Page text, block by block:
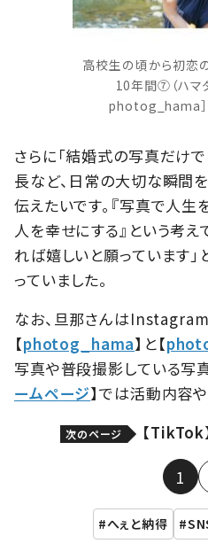
高校生の頃から初恋
10年間⑦（ハマ
photog_hama］
さらに「結婚式の写真だけ
長など、日常の大切な瞬間
伝えたいです。『写真で人生
人を幸せにする』という考
れば嬉しいと願っています
っていました。
なお、旦那さんは
【photog_hama】と【
写真や普段撮影している写
ームページ】では活動内容
次のページ 【
1
へぇと納得